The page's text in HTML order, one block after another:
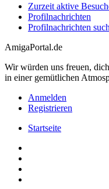
Zurzeit aktive
Profilnachrichten
Profilnachrichten
AmigaPortal.de
Wir würden uns freuen,
in einer gemütlichen
Anmelden
Registrieren
Startseite